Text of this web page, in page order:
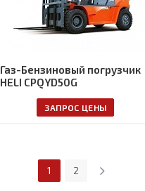
Газ-Бензиновый погрузчик
HELI CPQYD50G
ЗАПРОС ЦЕНЫ
1 2